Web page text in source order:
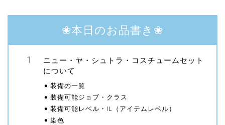
❀本日のお品書き❀
ニュー・ヤ・シュトラ・コスチュームセット
について
装備の一覧
装備可能ジョブ・クラス
装備可能レベル・IL（アイテムレベル）
染色